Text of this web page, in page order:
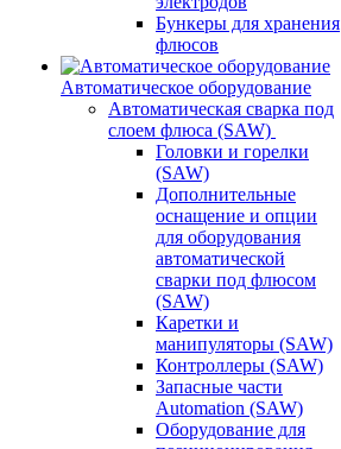
Бункеры для хранения
флюсов
Автоматическое оборудование
Автоматическая сварка под
слоем флюса (SAW)
Головки и горелки
(SAW)
Дополнительные
оснащение и опции
для оборудования
автоматической
сварки под флюсом
(SAW)
Каретки и
манипуляторы (SAW)
Контроллеры (SAW)
Запасные части
Automation (SAW)
Оборудование для